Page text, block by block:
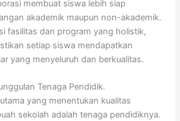
membuat siswa lebih siap
akademik maupun non-akademik.
fasilitas dan program yang holistik,
setiap siswa mendapatkan
yang menyeluruh dan berkualitas.
Tenaga Pendidik.
yang menentukan kualitas
sekolah adalah tenaga pendidiknya.